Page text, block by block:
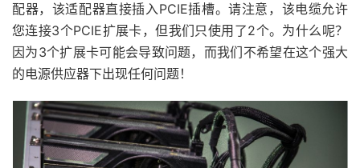
配器，该适配器直接插入PCIE插槽。请注意，该电缆允许
您连接3个PCIE扩展卡，但我们只使用了2个。为什么呢？
因为3个扩展卡可能会导致问题，而我们不希望在这个强大
的电源供应器下出现任何问题！